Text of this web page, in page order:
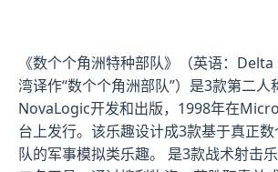
《数个个角洲特种部队》（英语：
湾译作“数个个角洲部队”）是3款第二人
NovaLogic开发和出版，1998年在
台上发行。该乐趣设计成3款基于真正
队的军事模拟类乐趣。 是3款战术射击